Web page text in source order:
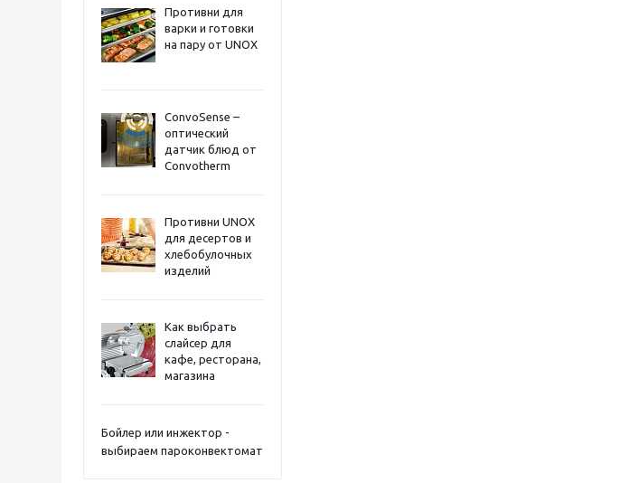
Противни для
варки и готовки
на пару от UNOX
ConvoSense –
оптический
датчик блюд от
Convotherm
Противни UNOX
для десертов и
хлебобулочных
изделий
Как выбрать
слайсер для
кафе, ресторана,
магазина
Бойлер или инжектор -
выбираем пароконвектомат